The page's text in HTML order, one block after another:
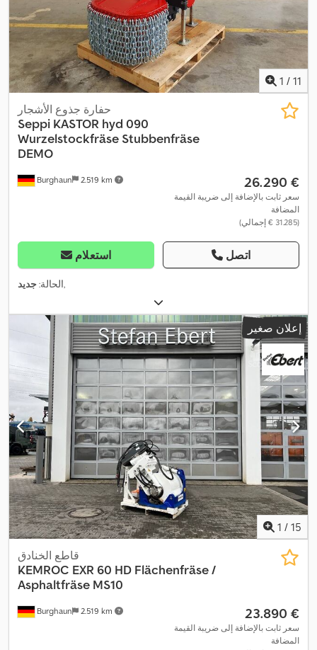
1 / 11
Burghaun 2.519 km
حفارة جذوع الأشجار
Seppi KASTOR hyd 090
Wurzelstockfräse Stubbenfräse
DEMO
‏26.290 €
سعر ثابت بالإضافة إلى ضريبة القيمة
المضافة
(‏31.285 € إجمالي)
استعلام اتصل
الحالة:جديد ,
إعلان صغير
1 / 15
Burghaun 2.519 km
قاطع الخنادق
KEMROC EXR 60 HD Flächenfräse /
Asphaltfräse MS10
‏23.890 €
سعر ثابت بالإضافة إلى ضريبة القيمة
المضافة